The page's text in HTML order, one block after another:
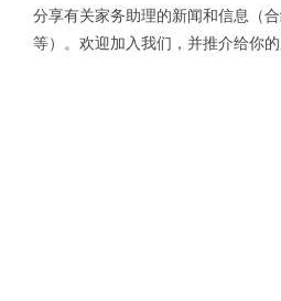
分享有关家务助理的新闻和信息（
等）。欢迎加入我们，并推介给你的